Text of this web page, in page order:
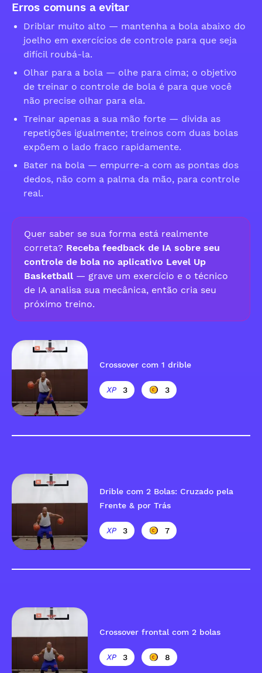
Erros comuns a evitar
Driblar muito alto — mantenha a bola abaixo do
joelho em exercícios de controle para que seja
difícil roubá-la.
Olhar para a bola — olhe para cima; o objetivo
de treinar o controle de bola é para que você
não precise olhar para ela.
Treinar apenas a sua mão forte — divida as
repetições igualmente; treinos com duas bolas
expõem o lado fraco rapidamente.
Bater na bola — empurre-a com as pontas dos
dedos, não com a palma da mão, para controle
real.
Quer saber se sua forma está realmente
correta? Receba feedback de IA sobre seu
controle de bola no aplicativo Level Up
Basketball — grave um exercício e o técnico
de IA analisa sua mecânica, então cria seu
próximo treino.
Crossover com 1 drible
3 3
Drible com 2 Bolas: Cruzado pela
Frente & por Trás
3 7
Crossover frontal com 2 bolas
3 8